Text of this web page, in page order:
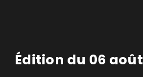
Édition du 06 août